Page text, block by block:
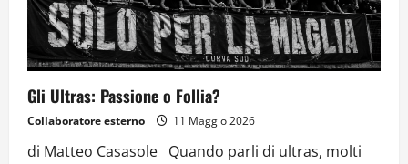
Gli Ultras: Passione o Follia?
Collaboratore esterno 11 Maggio 2026
di Matteo Casasole Quando parli di ultras, molti